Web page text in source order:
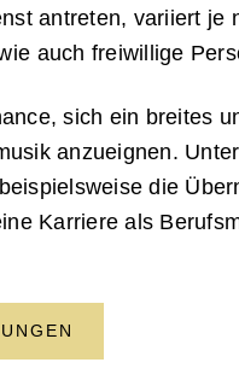
antreten, variiert je
auch freiwillige
sich ein breites
anzueignen.
die
Karriere als